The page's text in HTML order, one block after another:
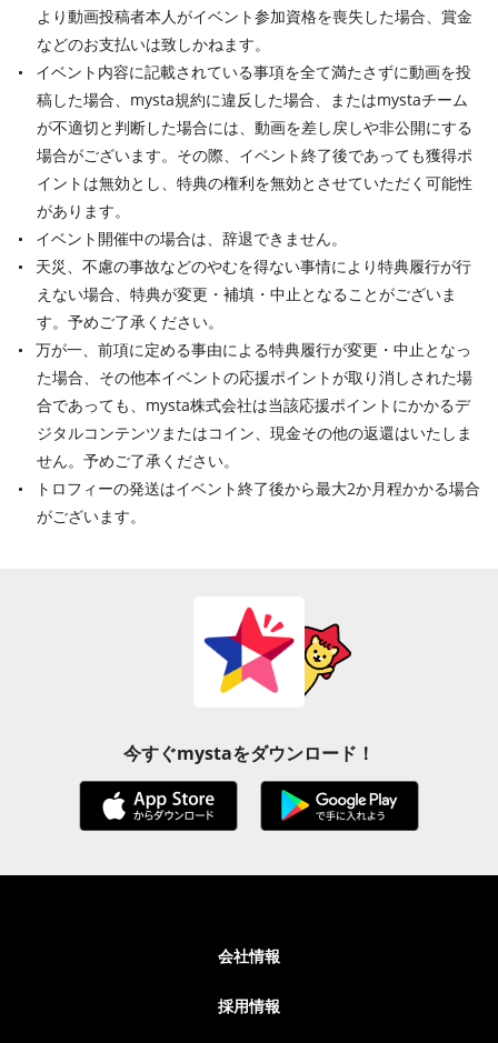
より動画投稿者本人がイベント参加資格を喪失した場合、賞金
などのお支払いは致しかねます。
イベント内容に記載されている事項を全て満たさずに動画を投
稿した場合、mysta規約に違反した場合、またはmystaチーム
が不適切と判断した場合には、動画を差し戻しや非公開にする
場合がございます。その際、イベント終了後であっても獲得ポ
イントは無効とし、特典の権利を無効とさせていただく可能性
があります。
イベント開催中の場合は、辞退できません。
天災、不慮の事故などのやむを得ない事情により特典履行が行
えない場合、特典が変更・補填・中止となることがございま
す。予めご了承ください。
万が一、前項に定める事由による特典履行が変更・中止となっ
た場合、その他本イベントの応援ポイントが取り消しされた場
合であっても、mysta株式会社は当該応援ポイントにかかるデ
ジタルコンテンツまたはコイン、現金その他の返還はいたしま
せん。予めご了承ください。
トロフィーの発送はイベント終了後から最大2か月程かかる場合
がございます。
今すぐmystaをダウンロード！
会社情報
採用情報